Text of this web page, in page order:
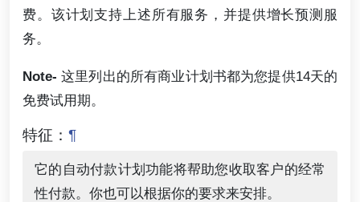
费。该计划支持上述所有服务，并提供增长预测服
务。
Note- 这里列出的所有商业计划书都为您提供14天的
免费试用期。
特征： ¶
它的自动付款计划功能将帮助您收取客户的经常
性付款。你也可以根据你的要求来安排。